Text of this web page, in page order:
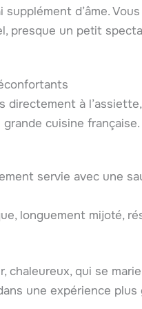
d’âme.
presque un petit
directement à
cuisine française.
servie avec une
longuement mijoté,
chaleureux, qui se
une expérience plus